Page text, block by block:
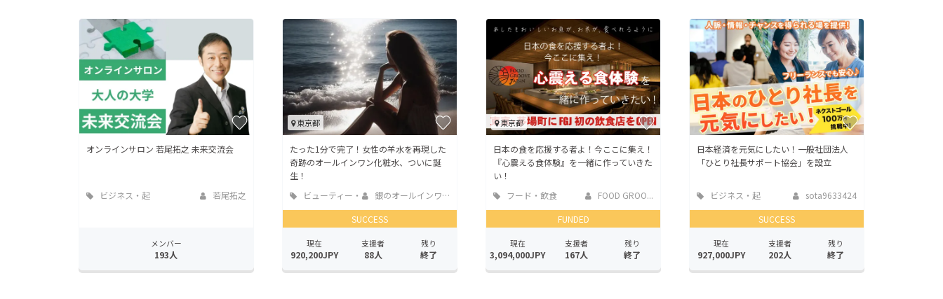
CAMPFIRE for Social Good
CAMPFIRE Creation
CAMPFIREふるさと納税
machi-ya コミュニティ
オンラインサロン 若尾拓之 未来交流会
ビジネス・起
若尾拓之
メンバー
193人
東京都
たった1分で完了！女性の羊水を再現した
奇跡のオールインワン化粧水、ついに誕
生！
ビューティー・
ヘルスケア
銀のオールインワン...
SUCCESS
現在
920,200JPY
支援者
88人
残り
終了
東京都
日本の食を応援する者よ！今ここに集え！
『心震える食体験』を一緒に作っていきた
い！
フード・飲食
店
FOOD GROO...
FUNDED
現在
3,094,000JPY
支援者
167人
残り
終了
日本経済を元気にしたい！一般社団法人
「ひとり社長サポート協会」を設立
ビジネス・起
業
sota9633424
SUCCESS
現在
927,000JPY
支援者
202人
残り
終了